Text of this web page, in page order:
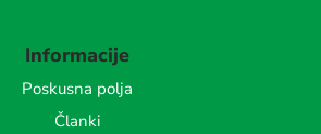
Informacije
Poskusna polja
Članki